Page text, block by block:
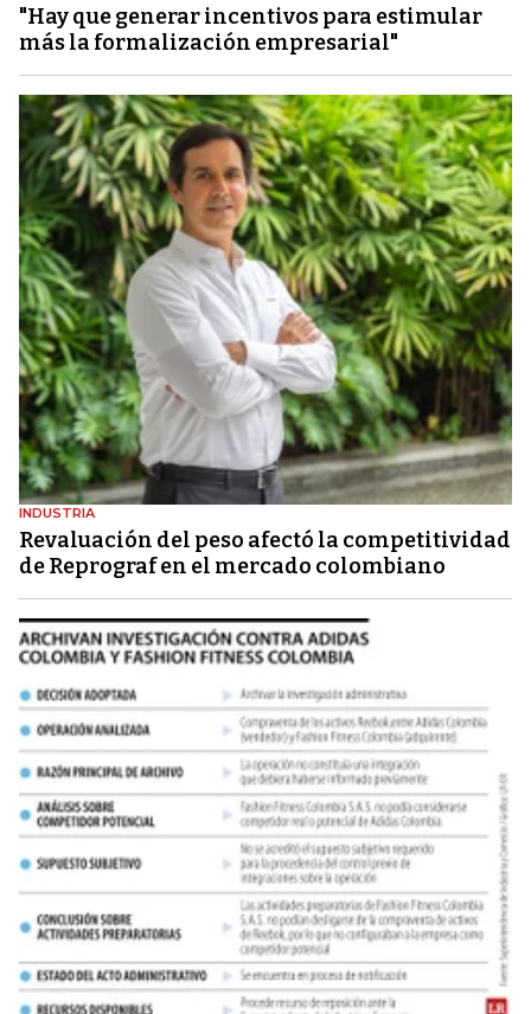
"Hay que generar incentivos para estimular
más la formalización empresarial"
INDUSTRIA
Revaluación del peso afectó la competitividad
de Reprograf en el mercado colombiano